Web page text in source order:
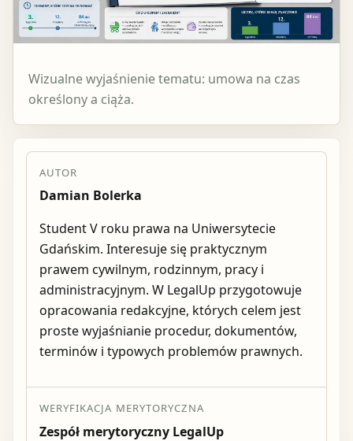
Wizualne wyjaśnienie tematu: umowa na czas
określony a ciąża.
AUTOR
Damian Bolerka
Student V roku prawa na Uniwersytecie
Gdańskim. Interesuje się praktycznym
prawem cywilnym, rodzinnym, pracy i
administracyjnym. W LegalUp przygotowuje
opracowania redakcyjne, których celem jest
proste wyjaśnianie procedur, dokumentów,
terminów i typowych problemów prawnych.
WERYFIKACJA MERYTORYCZNA
Zespół merytoryczny LegalUp